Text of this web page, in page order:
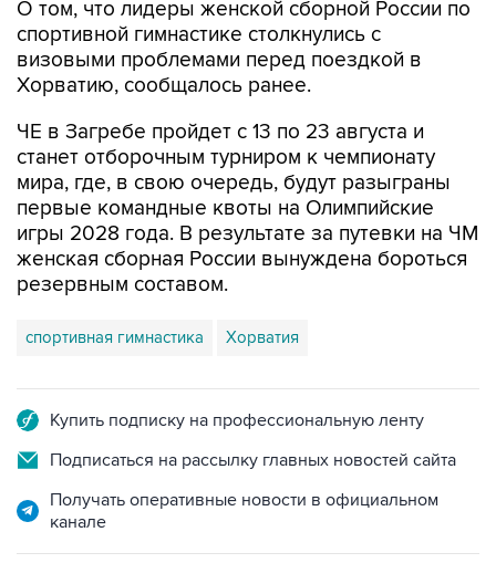
О том, что лидеры женской сборной России по
спортивной гимнастике столкнулись с
визовыми проблемами перед поездкой в
Хорватию, сообщалось ранее.
ЧЕ в Загребе пройдет с 13 по 23 августа и
станет отборочным турниром к чемпионату
мира, где, в свою очередь, будут разыграны
первые командные квоты на Олимпийские
игры 2028 года. В результате за путевки на ЧМ
женская сборная России вынуждена бороться
резервным составом.
спортивная гимнастика Хорватия
Купить подписку на профессиональную ленту
Подписаться на рассылку главных новостей сайта
Получать оперативные новости в официальном
канале